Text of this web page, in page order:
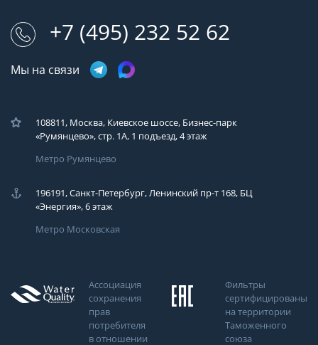
+7 (495) 232 52 62
Мы на связи
108811, Москва, Киевское шоссе, Бизнес-парк
«Румянцево», стр. 1А, 1 подъезд, 4 этаж
Метро Румянцево
196191, Санкт-Петербург, Ленинский пр-т 168, БЦ
«Энергия», 6 этаж
Метро Московская
Ассоциация
сохранения
прав
потребителя
в отношении
Фильтры
сертифицированы
на территории
Таможенного
союза